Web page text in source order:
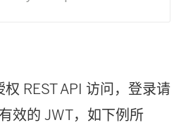
REST API 访问，登录请
效的 JWT，如下例所